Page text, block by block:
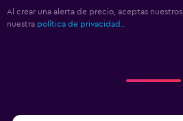
Al crear una alerta de precio, aceptas nuestros
nuestra política de privacidad.